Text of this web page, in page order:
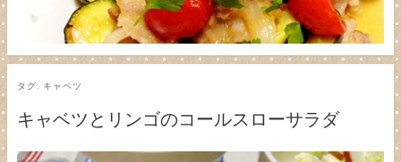
タグ: キャベツ
キャベツとリンゴのコールスローサラダ